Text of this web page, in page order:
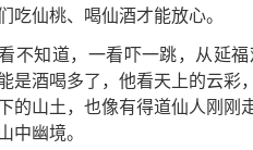
仙桃、喝仙酒才能放心。
不知道，一看吓一跳，从延
酒喝多了，他看天上的云彩
山土，也像有得道仙人刚刚
中幽境。